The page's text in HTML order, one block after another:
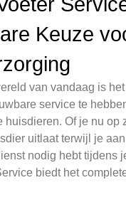
Keuze
van vandaag is
service te
huisdieren. Of je nu op
uitlaat terwijl je
nodig hebt tijdens
biedt het